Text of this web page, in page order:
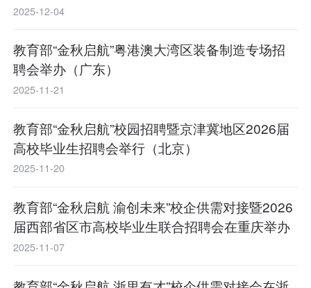
2025-12-04
教育部“金秋启航”粤港澳大湾区装备制造专场招
聘会举办（广东）
2025-11-21
教育部“金秋启航”校园招聘暨京津冀地区2026届
高校毕业生招聘会举行（北京）
2025-11-20
教育部“金秋启航 渝创未来”校企供需对接暨2026
届西部省区市高校毕业生联合招聘会在重庆举办
2025-11-07